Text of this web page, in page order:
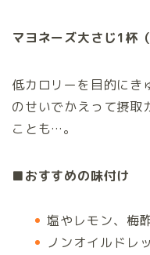
マヨネーズ大さじ1杯
低カロリーを目的にき
のせいでかえって摂取
ことも…。
■おすすめの味付け
塩やレモン、梅
ノンオイルドレ